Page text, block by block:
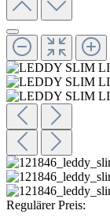
Regulärer Preis: